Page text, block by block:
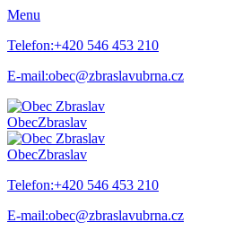
Menu
Telefon:+420 546 453 210
E-mail:obec@zbraslavubrna.cz
ObecZbraslav
ObecZbraslav
Telefon:+420 546 453 210
E-mail:obec@zbraslavubrna.cz